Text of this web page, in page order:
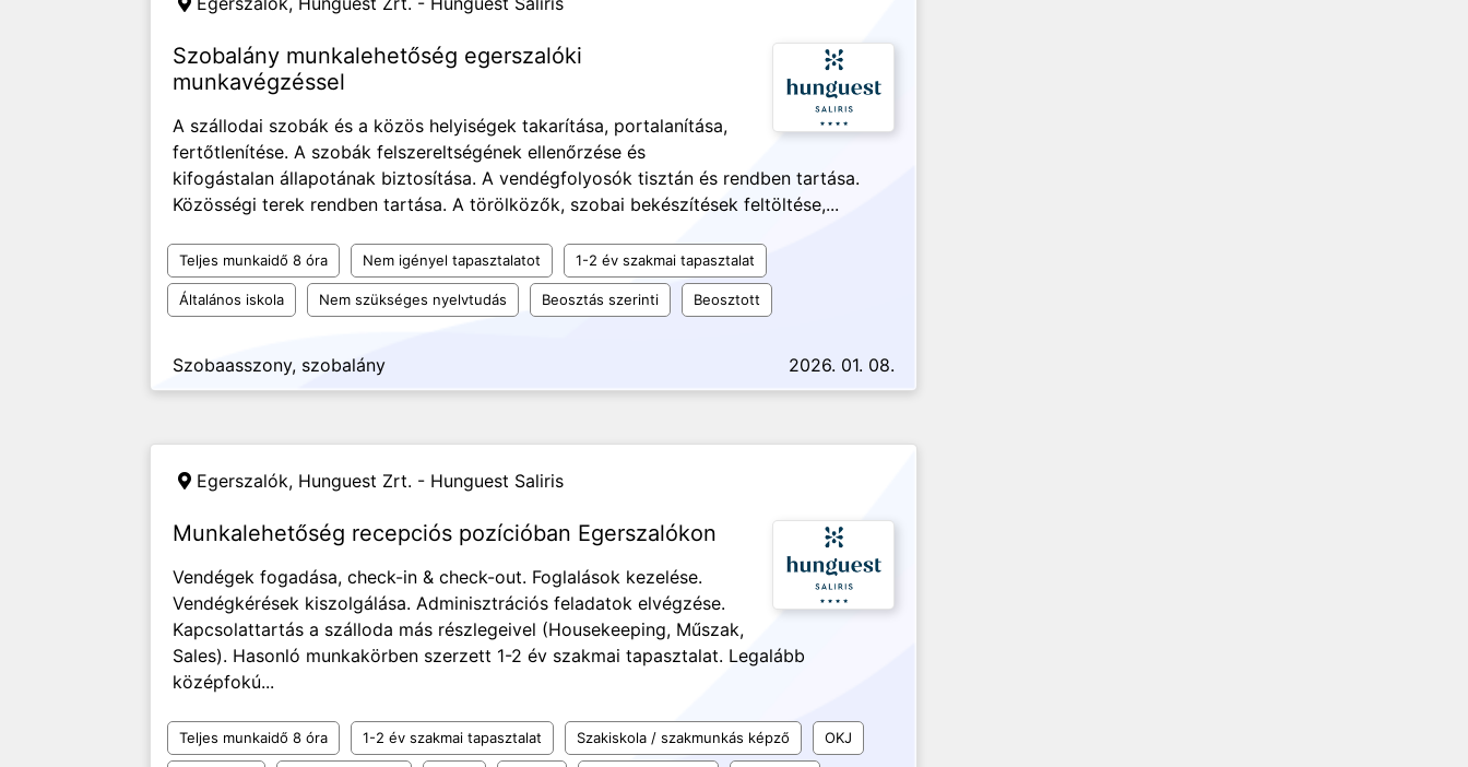
Szobalány munkalehetőség egerszalóki
munkavégzéssel
A szállodai szobák és a közös helyiségek takarítása, portalanítása,
fertőtlenítése. A szobák felszereltségének ellenőrzése és
kifogástalan állapotának biztosítása. A vendégfolyosók tisztán és rendben tartása.
Közösségi terek rendben tartása. A törölközők, szobai bekészítések feltöltése,...
Teljes munkaidő 8 óra Nem igényel tapasztalatot 1-2 év szakmai tapasztalat
Általános iskola Nem szükséges nyelvtudás Beosztás szerinti Beosztott
Szobaasszony, szobalány 2026. 01. 08.
Egerszalók, Hunguest Zrt. - Hunguest Saliris
Munkalehetőség recepciós pozícióban Egerszalókon
Vendégek fogadása, check-in & check-out. Foglalások kezelése.
Vendégkérések kiszolgálása. Adminisztrációs feladatok elvégzése.
Kapcsolattartás a szálloda más részlegeivel (Housekeeping, Műszak,
Sales). Hasonló munkakörben szerzett 1-2 év szakmai tapasztalat. Legalább
középfokú...
Teljes munkaidő 8 óra 1-2 év szakmai tapasztalat Szakiskola / szakmunkás képző OKJ